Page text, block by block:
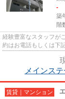
-
築
階
経験豊富なスタッフが
約はお電話もしくは下
メインス
賃貸｜マンション